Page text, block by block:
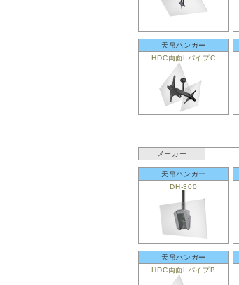
天吊ハンガー
HDC両面LパイプC
メーカー
天吊ハンガー
DH-300
天吊ハンガー
HDC両面LパイプB